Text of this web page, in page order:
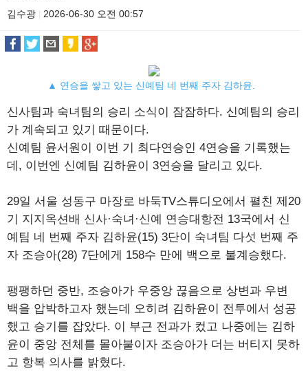
김수광
2026-06-30 오전 00:57
▲ 연승을 쌓고 있는 신예팀 네 번째 주자 김하윤.
신사팀과 숙녀팀의 승리 소식이 잠잠하다. 신예팀의 승리
가 계속되고 있기 때문이다.
신예팀 윤서원이 이번 기 최다연승인 4연승을 기록했는
데, 이번엔 신예팀 김하윤이 3연승을 달리고 있다.
29일 서울 성동구 마장로 바둑TV스튜디오에서 펼친 제20
기 지지옥션배 신사·숙녀·신예 연승대항전 13국에서 신
예팀 네 번째 주자 김하윤(15) 3단이 숙녀팀 다섯 번째 주
자 조승아(28) 7단에게 158수 만에 백으로 불계승했다.
팽팽하던 중반, 조승아가 우중앙 끊음으로 상변과 우변
백을 압박하고자 했는데 오히려 김하윤이 전투에서 성공
했고 승기를 잡았다. 이 부근 전과가 컸고 나중에는 김하
윤이 중앙 전체를 몰아붙이자 조승아가 더는 버티지 못하
고 항복 의사를 밝혔다.